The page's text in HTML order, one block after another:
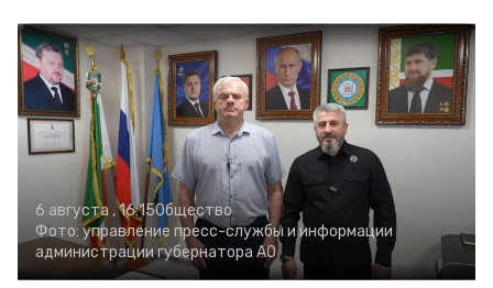
6 августа , 16:15Общество
Фото: управление пресс-службы и информации
администрации губернатора АО